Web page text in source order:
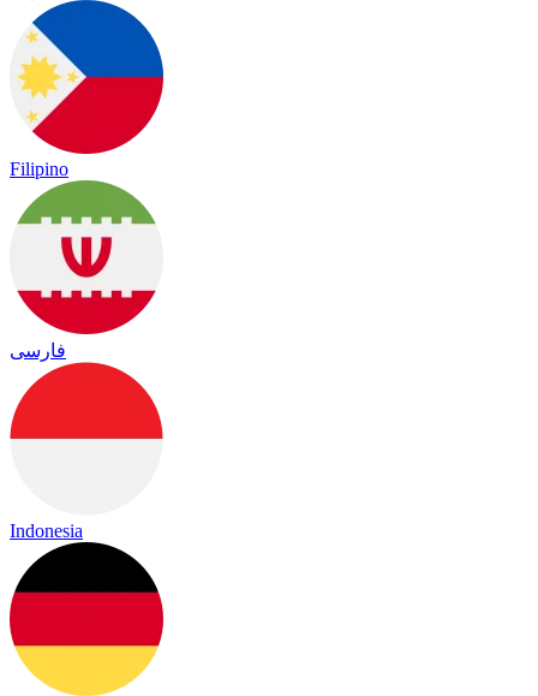
Filipino
فارسی
Indonesia